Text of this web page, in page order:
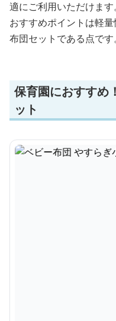
適にご利用いただけます。
おすすめポイントは軽
布団セットである点です。
保育園におすすめ
ット